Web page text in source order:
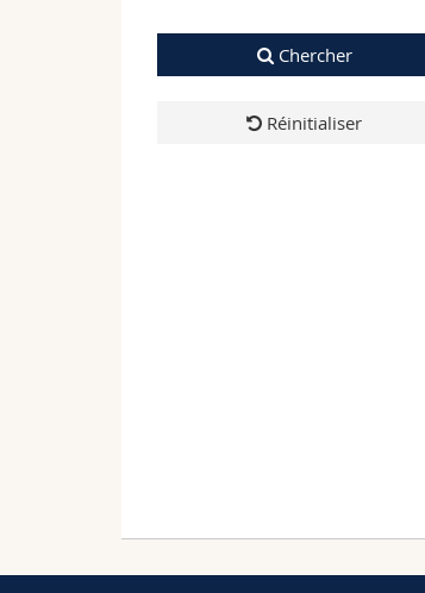
Chercher
Réinitialiser